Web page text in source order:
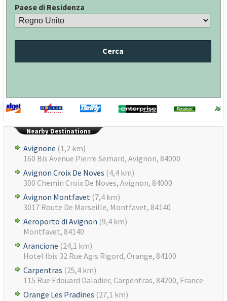
Paese di Residenza
Cerca
Nearby Destinations
Avignone (1,2 km)
160 Bis Avenue Pierre Semard, Avignon, 84000
Avignon Croix De Noves (4,4 km)
300 Chemin Croix De Noves, Avignon, 84000
Avignon Montfavet (7,4 km)
3017 Route De Marseille, Montfavet, 84140
Aeroporto di Avignon (9,4 km)
Montfavet, 84140
Arancione (24,1 km)
Hotel Ibis 32 Rue Agis Rigord, Orange, 84100
Carpentras (25,4 km)
115 Rue Edouard Daladier, Carpentras, 84200, France
Orange Les Pradines (27,1 km)